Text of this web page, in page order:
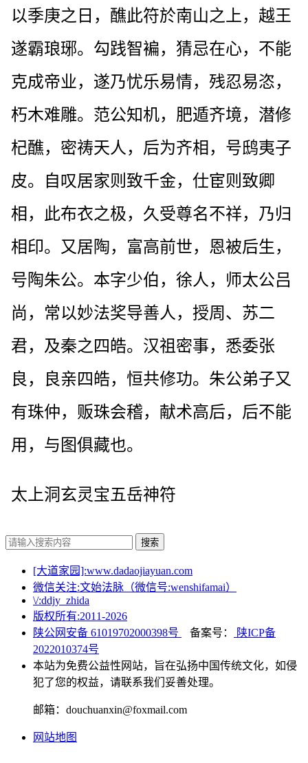
以季庚之日，醮此符於南山之上，越王
遂霸琅琊。勾践智褊，猜忌在心，不能
克成帝业，遂乃忧乐易情，残忍易恣，
朽木难雕。范公知机，肥遁齐境，潜修
杞醮，密祷天人，后为齐相，号鸱夷子
皮。自叹居家则致千金，仕宦则致卿
相，此布衣之极，久受尊名不祥，乃归
相印。又居陶，富高前世，恩被后生，
号陶朱公。本字少伯，徐人，师太公吕
尚，常以妙法奖导善人，授周、苏二
君，及秦之四皓。汉祖密事，悉委张
良，良亲四皓，恒共修功。朱公弟子又
有珠仲，贩珠会稽，献术高后，后不能
用，与图俱藏也。
太上洞玄灵宝五岳神符
搜索
[大道家园]:www.dadaojiayuan.com
微信关注:文始法脉（微信号:wenshifamai）
\/:ddjy_zhida
版权所有:2011-2026
陕公网安备 61019702000398号
备案号：
陕ICP备
2022010374号
本站为免费公益性网站，旨在弘扬中国传统文化，如侵
犯了您的权益，请联系我们妥善处理。
邮箱：douchuanxin@foxmail.com
网站地图